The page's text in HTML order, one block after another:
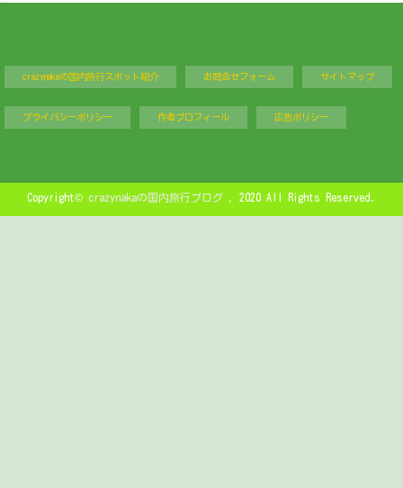
crazynakaの国内旅行スポット紹介 お問合せフォーム サイトマップ
プライバシーポリシー 作者プロフィール 広告ポリシー
Copyright© crazynakaの国内旅行ブログ , 2020 All Rights Reserved.